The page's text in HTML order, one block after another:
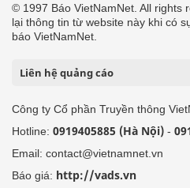
© 1997 Báo VietNamNet. All rights
lại thông tin từ website này khi có
báo VietNamNet.
Liên hệ quảng cáo
Công ty Cổ phần Truyền thông
Hotline: 0919405885 (Hà Nội) -
Email: contact@vietnamnet.vn
Báo giá: http://vads.vn